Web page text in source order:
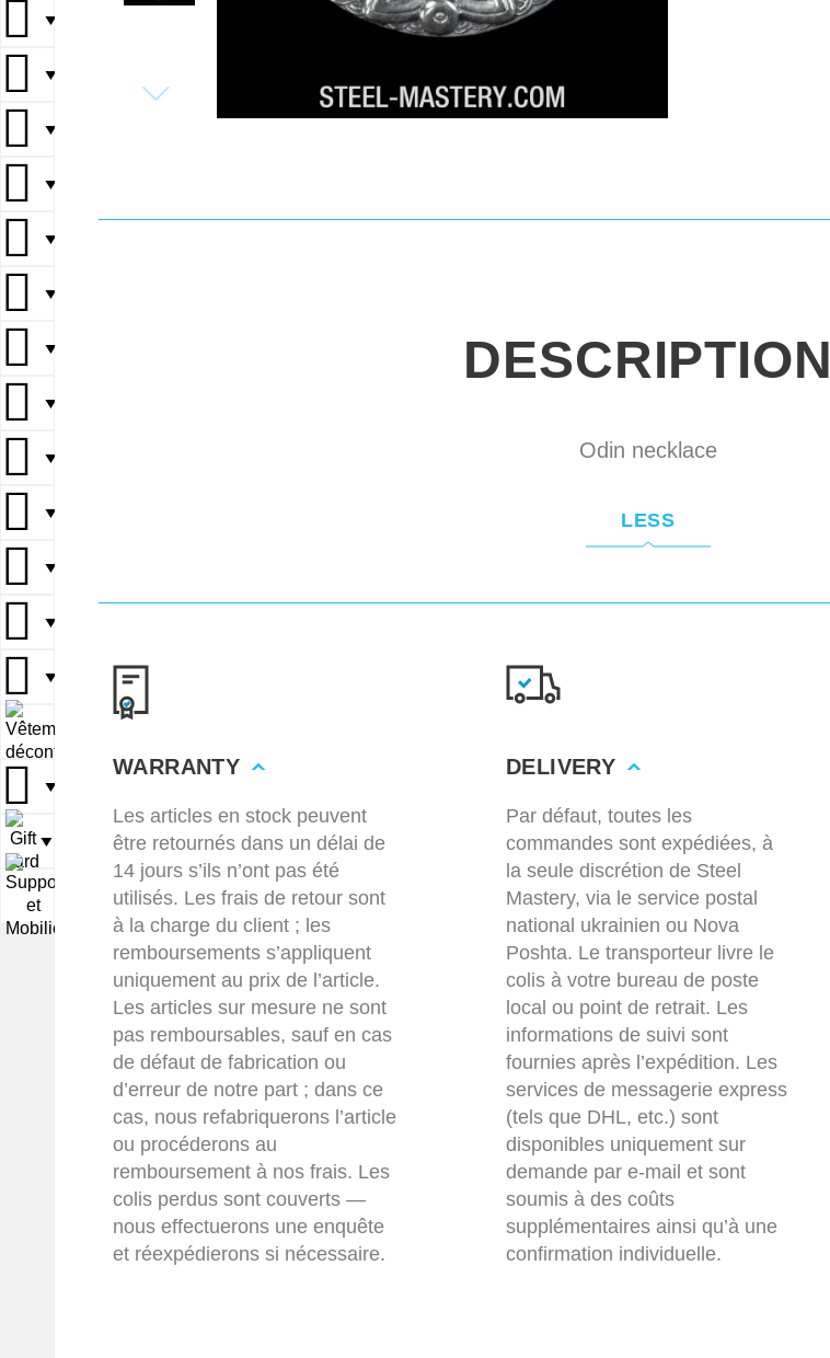
▼
▼
▼
▼
▼
▼
▼
▼
▼
▼
▼
▼
▼
▼
▼
DESCRIPTION
Odin necklace
LESS
WARRANTY
Les articles en stock peuvent
être retournés dans un délai de
14 jours s’ils n’ont pas été
utilisés. Les frais de retour sont
à la charge du client ; les
remboursements s’appliquent
uniquement au prix de l’article.
Les articles sur mesure ne sont
pas remboursables, sauf en cas
de défaut de fabrication ou
d’erreur de notre part ; dans ce
cas, nous refabriquerons l’article
ou procéderons au
remboursement à nos frais. Les
colis perdus sont couverts —
nous effectuerons une enquête
et réexpédierons si nécessaire.
DELIVERY
Par défaut, toutes les
commandes sont expédiées, à
la seule discrétion de Steel
Mastery, via le service postal
national ukrainien ou Nova
Poshta. Le transporteur livre le
colis à votre bureau de poste
local ou point de retrait. Les
informations de suivi sont
fournies après l’expédition. Les
services de messagerie express
(tels que DHL, etc.) sont
disponibles uniquement sur
demande par e-mail et sont
soumis à des coûts
supplémentaires ainsi qu’à une
confirmation individuelle.